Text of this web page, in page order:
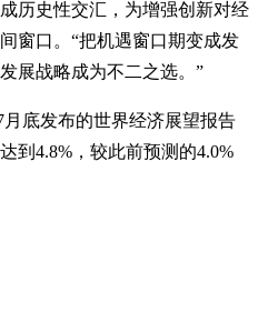
历史性交汇，为增强创新对经
窗口。“把机遇窗口期变成发
展战略成为不二之选。”
底发布的世界经济展望报告
到4.8%，较此前预测的4.0%